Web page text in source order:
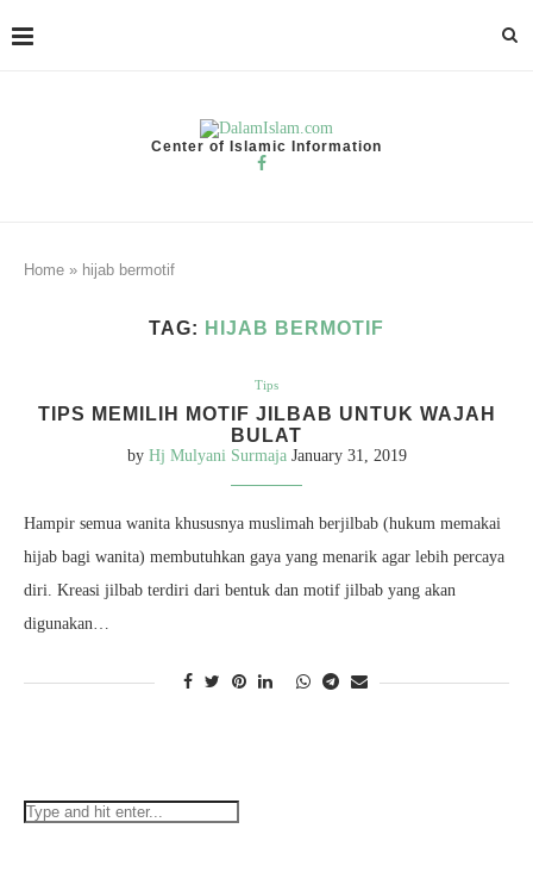
Center of Islamic Information
Home » hijab bermotif
TAG: HIJAB BERMOTIF
Tips
TIPS MEMILIH MOTIF JILBAB UNTUK WAJAH
BULAT
by Hj Mulyani Surmaja January 31, 2019
Hampir semua wanita khususnya muslimah berjilbab (hukum memakai
hijab bagi wanita) membutuhkan gaya yang menarik agar lebih percaya
diri. Kreasi jilbab terdiri dari bentuk dan motif jilbab yang akan
digunakan…